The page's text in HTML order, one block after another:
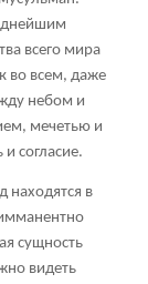
всего мира
во всем, даже
небом и
мечетью и
согласие.
находятся в
сущность
видеть